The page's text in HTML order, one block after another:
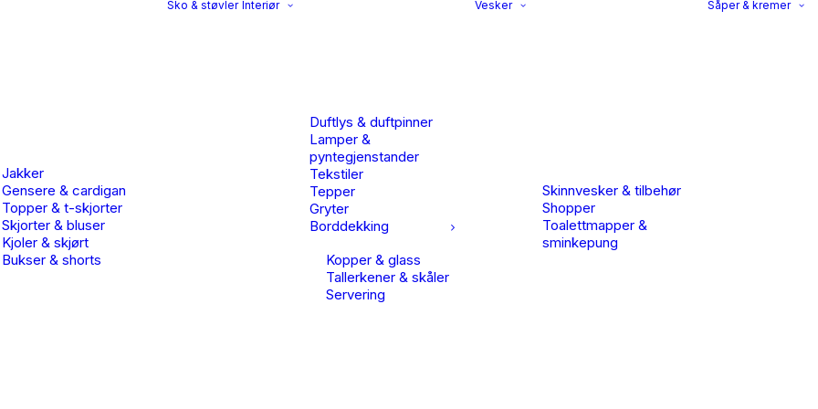
Jakker
Gensere & cardigan
Topper & t-skjorter
Skjorter & bluser
Kjoler & skjørt
Bukser & shorts
Sko & støvler Interiør
Duftlys & duftpinner
Lamper &
pyntegjenstander
Tekstiler
Tepper
Gryter
Borddekking
Kopper & glass
Tallerkener & skåler
Servering
Vesker
Skinnvesker & tilbehør
Shopper
Toalettmapper &
sminkepung
Såper & kremer